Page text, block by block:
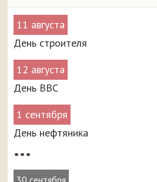
11 августа
День строителя
12 августа
День ВВС
1 сентября
День нефтяника
•••
30 сентября